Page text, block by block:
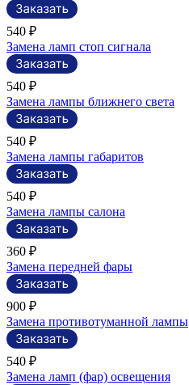
540 ₽
Замена ламп стоп сигнала
540 ₽
Замена лампы ближнего света
540 ₽
Замена лампы габаритов
540 ₽
Замена лампы салона
360 ₽
Замена передней фары
900 ₽
Замена противотуманной лампы
540 ₽
Замена ламп (фар) освещения